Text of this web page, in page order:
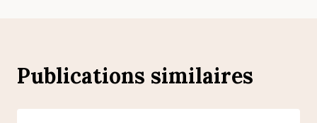
Publications similaires